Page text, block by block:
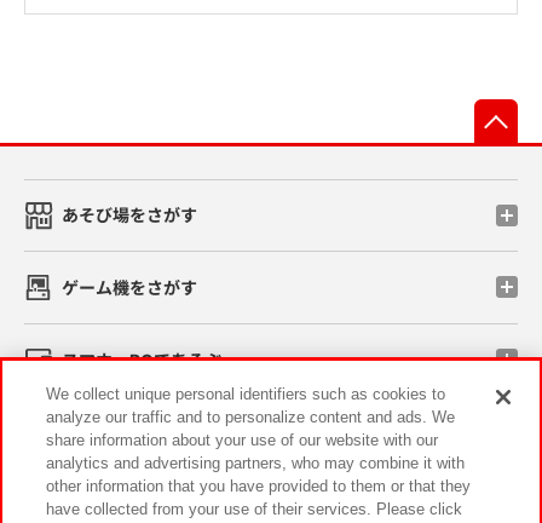
あそび場をさがす
ゲーム機をさがす
スマホ・PCであそぶ
イベント・キャンペーン
We collect unique personal identifiers such as cookies to
analyze our traffic and to personalize content and ads. We
share information about your use of our website with our
analytics and advertising partners, who may combine it with
other information that you have provided to them or that they
have collected from your use of their services. Please click